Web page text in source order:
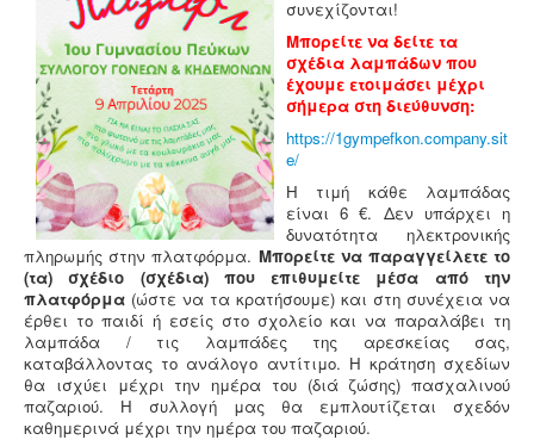
συνεχίζονται!
Μπορείτε να δείτε τα
σχέδια λαμπάδων που
έχουμε ετοιμάσει μέχρι
σήμερα στη διεύθυνση:
https://1gympefkon.company.sit
e/
Η τιμή κάθε λαμπάδας
είναι 6 €. Δεν υπάρχει η
δυνατότητα ηλεκτρονικής
πληρωμής στην πλατφόρμα. Μπορείτε να παραγγείλετε το
(τα) σχέδιο (σχέδια) που επιθυμείτε μέσα από την
πλατφόρμα (ώστε να τα κρατήσουμε) και στη συνέχεια να
έρθει το παιδί ή εσείς στο σχολείο και να παραλάβει τη
λαμπάδα / τις λαμπάδες της αρεσκείας σας,
καταβάλλοντας το ανάλογο αντίτιμο. Η κράτηση σχεδίων
θα ισχύει μέχρι την ημέρα του (διά ζώσης) πασχαλινού
παζαριού. Η συλλογή μας θα εμπλουτίζεται σχεδόν
καθημερινά μέχρι την ημέρα του παζαριού.